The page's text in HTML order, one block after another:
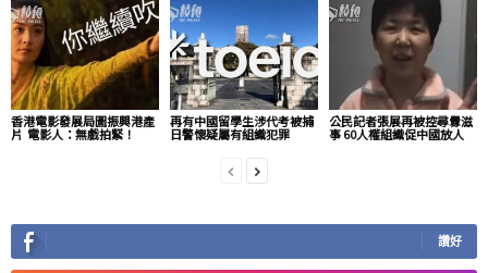
香港電影發展局圖振興港產
片 電影人：無戲拍緊！
再有中國留學生涉代考被捕
日警懷疑屬有組織犯罪
公民記者張展再被控尋釁滋
事 60人權組織促中國放人
讚好